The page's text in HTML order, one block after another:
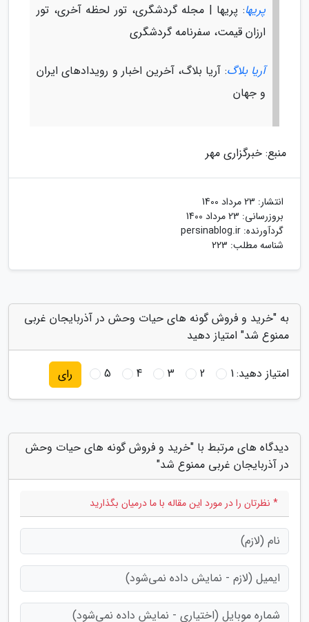
پریها: پریها | مجله گردشگری، تور لحظه آخری، تور
ارزان قیمت، سفرنامه گردشگری
آریا بلاگ: آریا بلاگ، آخرین اخبار و رویدادهای ایران
و جهان
منبع: خبرگزاری مهر
انتشار: 23 مرداد 1400
بروزرسانی: 23 مرداد 1400
گردآورنده: persinablog.ir
شناسه مطلب: 223
به "خرید و فروش گونه های حیات وحش در آذربایجان غربی
ممنوع شد" امتیاز دهید
امتیاز دهید:1
2
3
4
5 رای
دیدگاه های مرتبط با "خرید و فروش گونه های حیات وحش
در آذربایجان غربی ممنوع شد"
* نظرتان را در مورد این مقاله با ما درمیان بگذارید